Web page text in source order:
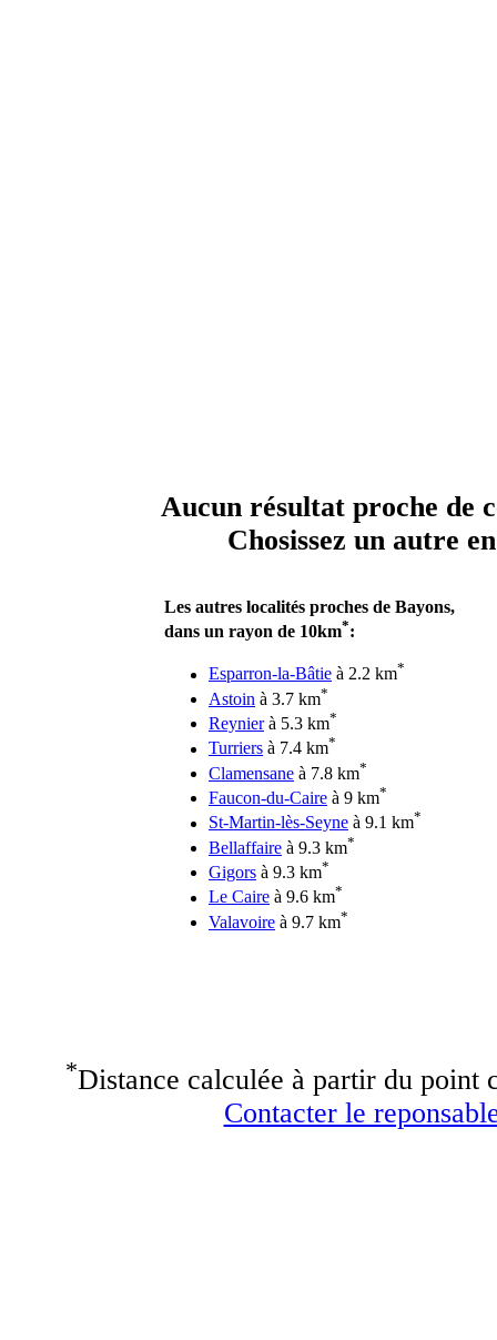
Aucun résultat proche de
Chosissez un autre
Les autres localités proches de Bayons,
dans un rayon de 10km*:
Esparron-la-Bâtie à 2.2 km*
Astoin à 3.7 km*
Reynierà 5.3 km*
Turriers à 7.4 km*
Clamensane à 7.8 km*
Faucon-du-Caire à 9 km*
St-Martin-lès-Seyne à 9.1 km*
Bellaffaire à 9.3 km*
Gigors à 9.3 km*
Le Caire à 9.6 km*
Valavoire à 9.7 km*
*Distance calculée à partir du point
Contacter le